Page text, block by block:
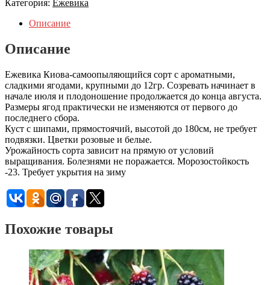
Категория: Ежевика
Описание
Описание
Ежевика Киова-самоопыляющийся сорт с ароматными,
сладкими ягодами, крупными до 12гр. Созревать начинает в
начале июля и плодоношение продолжается до конца августа.
Размеры ягод практически не изменяются от первого до
последнего сбора.
Куст с шипами, прямостоячий, высотой до 180см, не требует
подвязки. Цветки розовые и белые.
Урожайность сорта зависит на прямую от условий
выращивания. Болезнями не поражается. Морозостойкость
-23. Требует укрытия на зиму
Похожие товары